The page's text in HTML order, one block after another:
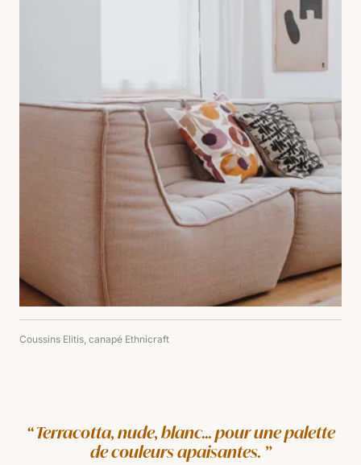
Coussins Elitis, canapé Ethnicraft
Terracotta, nude, blanc... pour une palette
de couleurs apaisantes.